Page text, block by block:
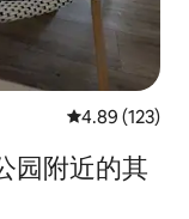
平均评分 4.89
4.89 (123)
园附近的其